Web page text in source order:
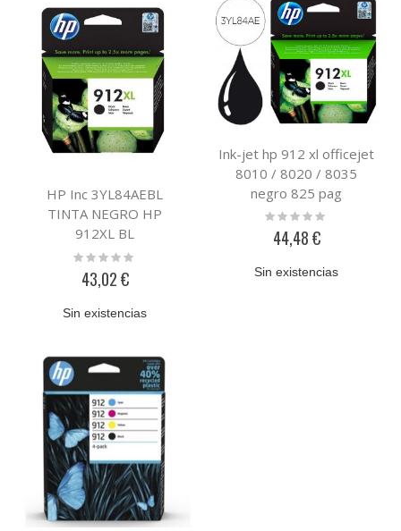
HP Inc 3YL84AEBL
TINTA NEGRO HP
912XL BL
Rating:
43,02 €
Sin existencias
Ink-jet hp 912 xl officejet
8010 / 8020 / 8035
negro 825 pag
Rating:
44,48 €
Sin existencias